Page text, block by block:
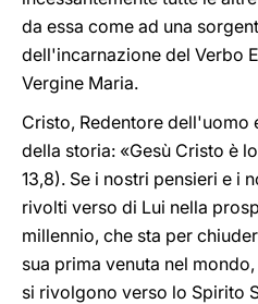
da essa come ad una
dell'incarnazione del Verbo
Vergine Maria.
Cristo, Redentore dell'uomo
della storia: «Gesù Cristo è
13,8). Se i nostri pensieri e i
rivolti verso di Lui nella
millennio, che sta per
sua prima venuta nel
si rivolgono verso lo Spirito